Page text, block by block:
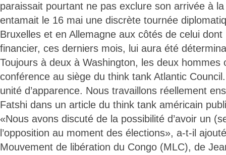
paraissait pourtant ne pas exclure son arrivée à la
entamait le 16 mai une discrète tournée
Bruxelles et en Allemagne aux côtés de celui dont
financier, ces derniers mois, lui aura été
Toujours à deux à Washington, les deux hommes
conférence au siège du think tank Atlantic Council.
unité d’apparence. Nous travaillons réellement
Fatshi dans un article du think tank américain
«Nous avons discuté de la possibilité d’avoir un
l’opposition au moment des élections», a-t-il
Mouvement de libération du Congo (MLC), de